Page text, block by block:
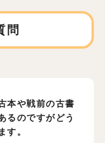
問
本や戦前の古書
るのですがどう
す。